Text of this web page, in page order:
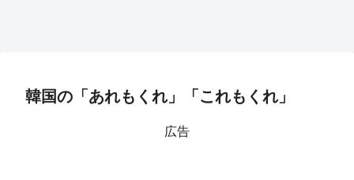
韓国の「あれもくれ」「これもくれ」
広告